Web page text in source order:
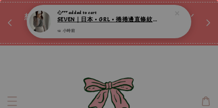
想訂製屬於自己的『水晶手鍊』嗎ꕀ♡ 私訊我們.ᐟ.ᐟ
📣Instagram 這邊按下去